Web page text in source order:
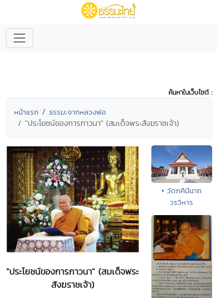
ค้นหาในเว็บไซต์ :
หน้าแรก ธรรมะจากหลวงพ่อ
"ประโยชน์ของการภาวนา" (สมเด็จพระสังฆราชเจ้า)
"ประโยชน์ของการภาวนา" (สมเด็จพระ
สังฆราชเจ้า)
• วัดภคินีนาถ
วรวิหาร